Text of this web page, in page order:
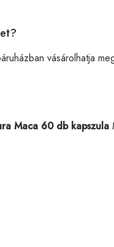
vásárolhatja
Maca 60 db kapszula